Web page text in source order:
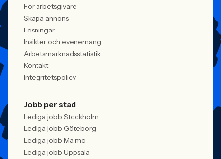
För arbetsgivare
Skapa annons
Lösningar
Insikter och evenemang
Arbetsmarknadsstatistik
Kontakt
Integritetspolicy
Jobb per stad
Lediga jobb Stockholm
Lediga jobb Göteborg
Lediga jobb Malmö
Lediga jobb Uppsala